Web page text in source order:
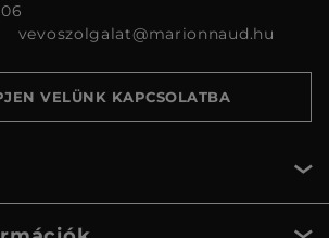
vevoszolgalat@marionnaud.hu
VELÜNK KAPCSOLATBA